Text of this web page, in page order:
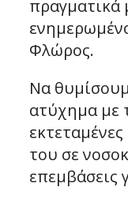
Φλώρος.
Να
ατύχημα με
του σε
επεμβάσεις